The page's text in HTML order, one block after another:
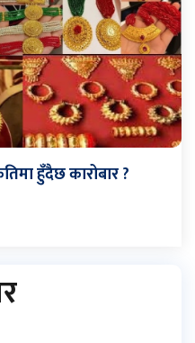
हुँदैछ कारोबार ?